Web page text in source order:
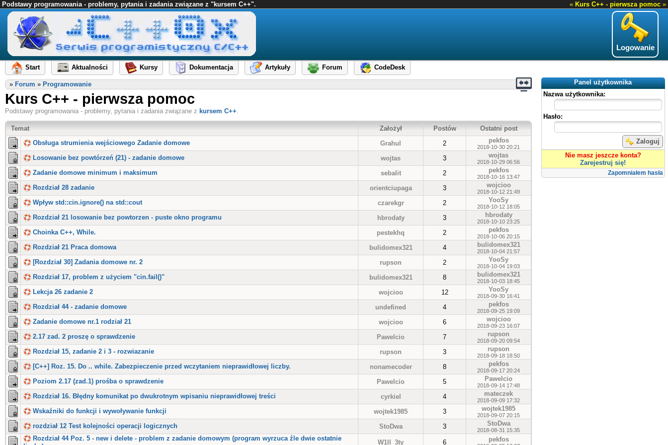
« Kurs C++ - pierwsza pomoc »
Podstawy programowania - problemy, pytania i zadania związane z "kursem C++".
Logowanie
Start Aktualności Kursy Dokumentacja Artykuły Forum
CodeDesk
Panel użytkownika
Nazwa użytkownika:
Hasło:
Zaloguj
Nie masz jeszcze konta?
Zarejestruj się!
Zapomniałem hasła
» Forum » Programowanie
Kurs C++ - pierwsza pomoc
Podstawy programowania - problemy, pytania i zadania związane z kursem C++.
Temat Założył Postów
Ostatni post
Obsługa strumienia wejściowego Zadanie domowe
Grahul 2 pekfos
2018-10-30 20:21
Losowanie bez powtórzeń (21) - zadanie domowe wojtas 3 wojtas
2018-10-29 06:56
Zadanie domowe minimum i maksimum sebalit 2 pekfos
2018-10-16 13:47
Rozdział 28 zadanie orientciupaga 3 wojcioo
2018-10-12 21:49
Wpływ std::cin.ignore() na std::cout czarekgr 2 YooSy
2018-10-12 18:05
Rozdział 21 losowanie bez powtorzen - puste okno programu hbrodaty 3 hbrodaty
2018-10-10 23:25
Choinka C++, While. pestekhq 2 pekfos
2018-10-06 20:15
Rozdział 21 Praca domowa bulidomex321 4 bulidomex321
2018-10-04 21:57
[Rozdział 30] Zadania domowe nr. 2 rupson 2 YooSy
2018-10-04 19:03
Rozdział 17, problem z użyciem "cin.fail()" bulidomex321 8 bulidomex321
2018-10-03 18:45
Lekcja 26 zadanie 2 wojcioo 12 YooSy
2018-09-30 16:41
Rozdział 44 - zadanie domowe undefined 4 pekfos
2018-09-25 19:09
Zadanie domowe nr.1 rodział 21 wojcioo 6 wojcioo
2018-09-23 16:07
2.17 zad. 2 proszę o sprawdzenie Pawelcio 7 rupson
2018-09-20 09:54
Rozdział 15, zadanie 2 i 3 - rozwiazanie rupson 3 rupson
2018-09-18 18:50
[C++] Roz. 15. Do .. while. Zabezpieczenie przed wczytaniem nieprawidłowej liczby. nonamecoder 8 pekfos
2018-09-17 20:24
Poziom 2.17 (zad.1) prośba o sprawdzenie Pawelcio 5 Pawelcio
2018-09-14 17:48
Rozdział 16. Błędny komunikat po dwukrotnym wpisaniu nieprawidłowej treści cyrkiel 4 mateczek
2018-09-09 17:32
Wskaźniki do funkcji i wywoływanie funkcji wojtek1985 3 wojtek1985
2018-09-07 20:15
rozdział 12 Test kolejności operacji logicznych StoDwa 3 StoDwa
2018-08-31 15:35
Rozdział 44 Poz. 5 - new i delete - problem z zadanie domowym (program wyrzuca źle dwie ostatnie
W1ll_3ty 6 pekfos